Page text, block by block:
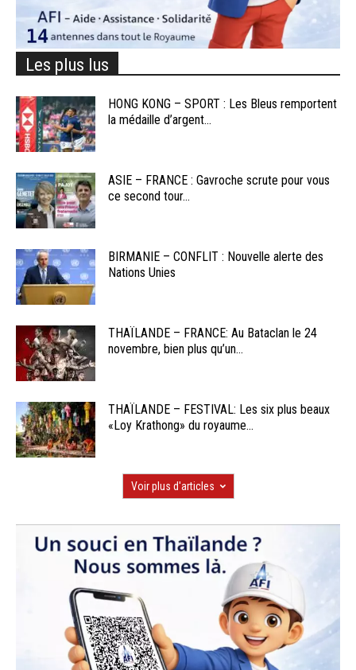
Les plus lus
HONG KONG – SPORT : Les Bleus remportent
la médaille d’argent...
ASIE – FRANCE : Gavroche scrute pour vous
ce second tour...
BIRMANIE – CONFLIT : Nouvelle alerte des
Nations Unies
THAÏLANDE – FRANCE: Au Bataclan le 24
novembre, bien plus qu’un...
THAÏLANDE – FESTIVAL: Les six plus beaux
«Loy Krathong» du royaume...
Voir plus d'articles